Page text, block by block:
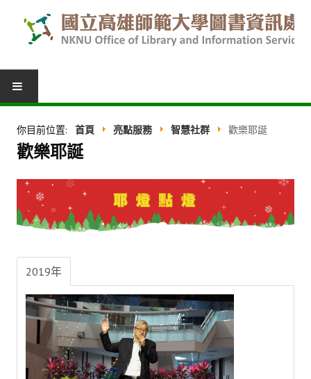
我的圖書館
借閱紀錄
圖書推薦
表單下載
活動報名
常見問題
資訊服務
你目前位置: 首頁 亮點服務 智慧社群 歡樂耶誕
歡樂耶誕
2019年